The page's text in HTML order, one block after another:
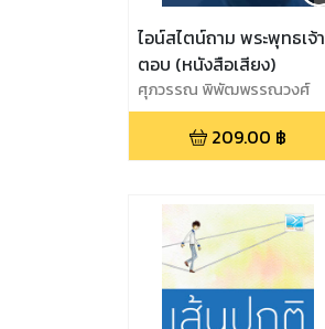
ไอน์สไตน์ถาม พระพุทธเจ้า
ตอบ (หนังสือเสียง)
ศุภวรรณ พิพัฒพรรณวงศ์
กรีน
209.00 ฿